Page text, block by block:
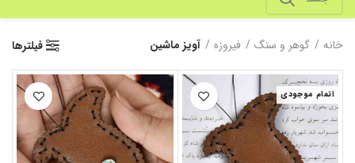
خانه گوهر و سنگ فیروزه آویز ماشین فیلترها
اتمام موجودی